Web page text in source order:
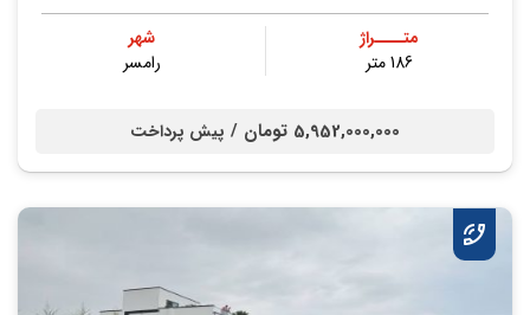
متــــراژ
186 متر
شهر
رامسر
5,952,000,000 تومان / پیش پرداخت